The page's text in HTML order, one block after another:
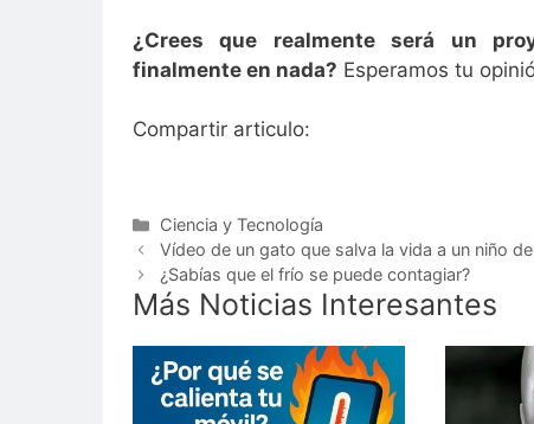
¿Crees que realmente será un
finalmente en nada? Esperamos tu
Compartir articulo:
Categorías
Ciencia y Tecnología
Vídeo de un gato que salva la vida a un niño
¿Sabías que el frío se puede contagiar?
Más Noticias Interesantes